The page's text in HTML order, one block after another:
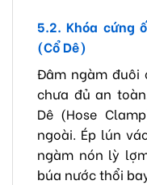
5.2. Khóa cứng
(Cổ Dê)
Đâm ngàm đuôi
chưa đủ an
Dê (Hose
ngoài. Ép lún
ngàm nón lỳ
búa nước thổi